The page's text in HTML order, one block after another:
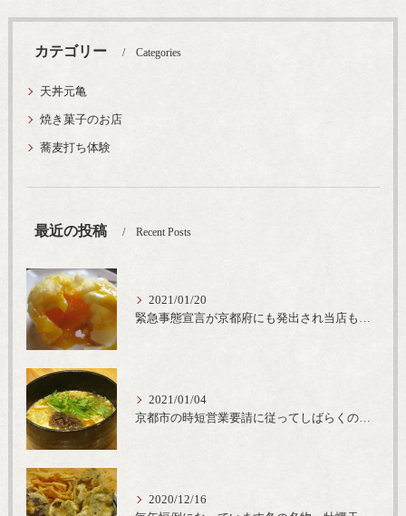
カテゴリー Categories
天丼元亀
焼き菓子のお店
蕎麦打ち体験
最近の投稿 Recent Posts
2021/01/20
緊急事態宣言が京都府にも発出され当店も要請に従って20時完全閉店という形で営業なるべく短期間での要請解除へ一致団結です
2021/01/04
京都市の時短営業要請に従ってしばらくの間20時までの営業とさせていただいております。寒い時期には温かいお蕎麦がおすすめ
2020/12/16